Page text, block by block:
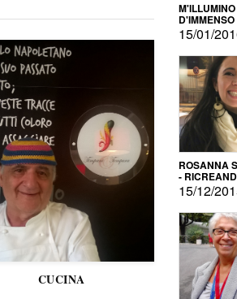
CUCINA
M'ILLUMINO
D'IMMENSO
15/01/
ROSANNA
-
15/12/